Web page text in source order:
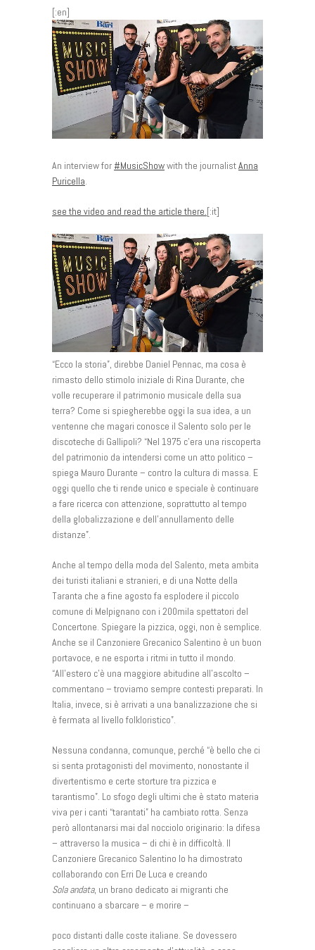
[:en]
An interview for‪#‎MusicShow‬with the journalistAnna
Puricella.
see the video and read the article there.[:it]
“Ecco la storia”, direbbe Daniel Pennac, ma cosa è
rimasto dello stimolo iniziale di Rina Durante, che
volle recuperare il patrimonio musicale della sua
terra? Come si spiegherebbe oggi la sua idea, a un
ventenne che magari conosce il Salento solo per le
discoteche di Gallipoli? “Nel 1975 c’era una riscoperta
del patrimonio da intendersi come un atto politico –
spiega Mauro Durante – contro la cultura di massa. E
oggi quello che ti rende unico e speciale è continuare
a fare ricerca con attenzione, soprattutto al tempo
della globalizzazione e dell’annullamento delle
distanze”.
Anche al tempo della moda del Salento, meta ambita
dei turisti italiani e stranieri, e di una Notte della
Taranta che a fine agosto fa esplodere il piccolo
comune di Melpignano con i 200mila spettatori del
Concertone. Spiegare la pizzica, oggi, non è semplice.
Anche se il Canzoniere Grecanico Salentino è un buon
portavoce, e ne esporta i ritmi in tutto il mondo.
“All’estero c’è una maggiore abitudine all’ascolto –
commentano – troviamo sempre contesti preparati. In
Italia, invece, si è arrivati a una banalizzazione che si
è fermata al livello folkloristico”.
Nessuna condanna, comunque, perché “è bello che ci
si senta protagonisti del movimento, nonostante il
divertentismo e certe storture tra pizzica e
tarantismo”. Lo sfogo degli ultimi che è stato materia
viva per i canti “tarantati” ha cambiato rotta. Senza
però allontanarsi mai dal nocciolo originario: la difesa
– attraverso la musica – di chi è in difficoltà. Il
Canzoniere Grecanico Salentino lo ha dimostrato
collaborando con Erri De Luca e creando
Sola andata, un brano dedicato ai migranti che
continuano a sbarcare – e morire –
poco distanti dalle coste italiane. Se dovessero